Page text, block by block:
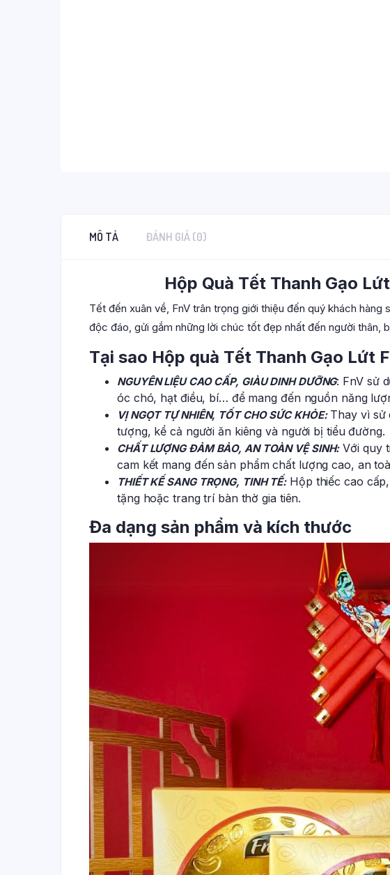
MÔ TẢ ĐÁNH GIÁ (0)
Hộp Quà Tết Thanh Gạo
Tết đến xuân về, FnV trân trọng giới thiệu đến quý khách hàng
độc đáo, gửi gắm những lời chúc tốt đẹp nhất đến người thân,
Tại sao Hộp quà Tết Thanh Gạo Lứt
NGUYÊN LIỆU CAO CẤP, GIÀU DINH DƯỠNG: FnV sử
óc chó, hạt điều, bí… để mang đến nguồn năng
VỊ NGỌT TỰ NHIÊN, TỐT CHO SỨC KHỎE:Thay vì sử
tượng, kể cả người ăn kiêng và người bị tiểu đường.
CHẤT LƯỢNG ĐẢM BẢO, AN TOÀN VỆ SINH:Với quy
cam kết mang đến sản phẩm chất lượng cao, an
THIẾT KẾ SANG TRỌNG, TINH TẾ:Hộp thiếc cao
tặng hoặc trang trí bàn thờ gia tiên.
Đa dạng sản phẩm và kích thước